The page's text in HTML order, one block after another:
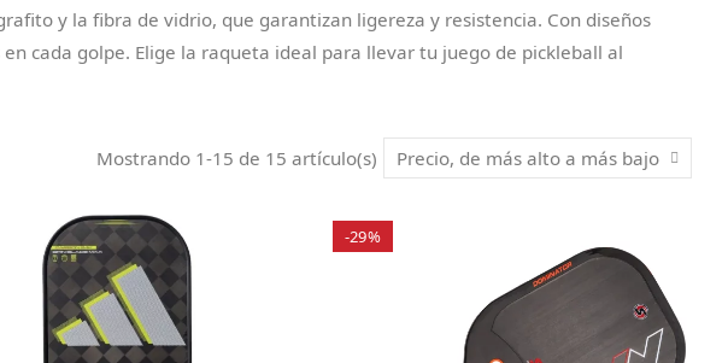
y la fibra de vidrio, que garantizan ligereza y resistencia. Con diseños
cada golpe. Elige la raqueta ideal para llevar tu juego de pickleball al
Mostrando 1-15 de 15 artículo(s) Precio, de más alto a más bajo
-29%